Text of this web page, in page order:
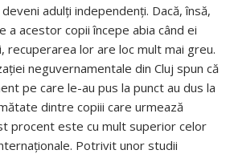
adulţi independenţi. Dacă, însă,
a acestor copii începe abia când ei
recuperarea lor are loc mult mai greu.
neguvernamentale din Cluj spun că
pe care le-au pus la punct au dus la
dintre copiii care urmează
procent este cu mult superior celor
Potrivit unor studii